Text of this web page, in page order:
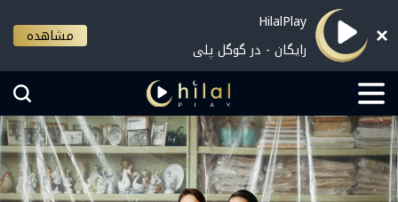
HilalPlay
رایگان - در گوگل پلی
مشاهده